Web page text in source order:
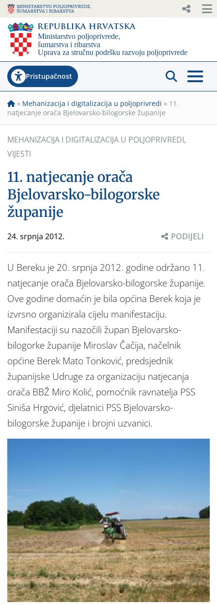
Pristupačnost
» Mehanizacija i digitalizacija u poljoprivredi » 11.
natjecanje orača Bjelovarsko-bilogorske županije
MEHANIZACIJA I DIGITALIZACIJA U POLJOPRIVREDI,
VIJESTI
11. natjecanje orača
Bjelovarsko-bilogorske
županije
24. srpnja 2012. PODIJELI
U Bereku je 20. srpnja 2012. godine održano 11.
natjecanje orača Bjelovarsko-bilogorske županije.
Ove godine domaćin je bila općina Berek koja je
izvrsno organizirala cijelu manifestaciju.
Manifestaciji su nazočili župan Bjelovarsko-
bilogorke županije Miroslav Čačija, načelnik
općine Berek Mato Tonković, predsjednik
županijske Udruge za organizaciju natjecanja
orača BBŽ Miro Kolić, pomoćnik ravnatelja PSS
Siniša Hrgović, djelatnici PSS Bjelovarsko-
bilogorske županije i brojni uzvanici.